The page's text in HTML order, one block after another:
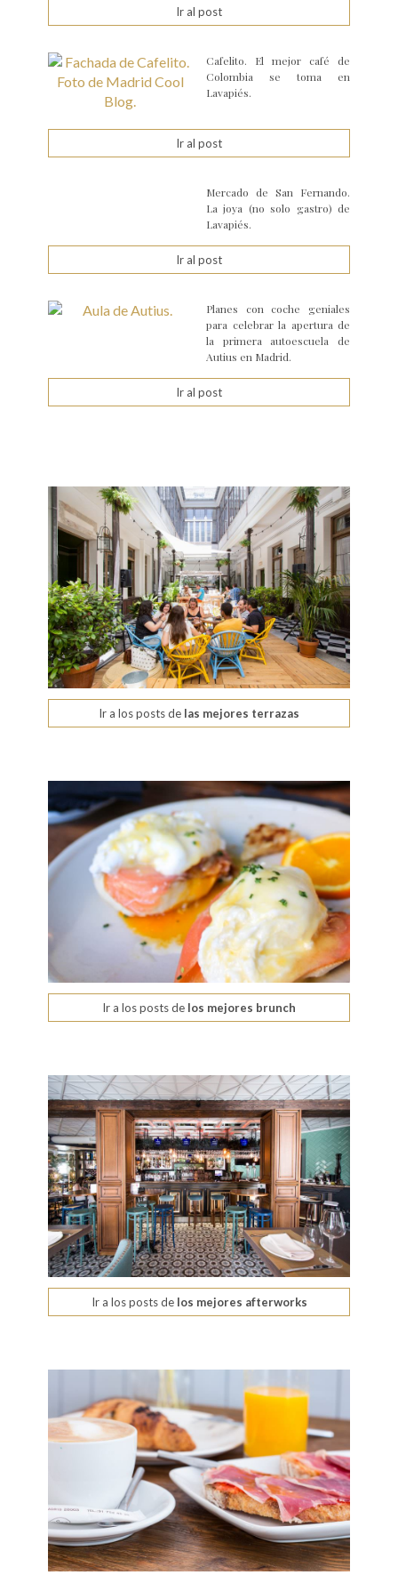
Ir al post
Cafelito. El mejor café de
Colombia se toma en
Lavapiés.
Ir al post
Mercado de San Fernando.
La joya (no solo gastro) de
Lavapiés.
Ir al post
Planes con coche geniales
para celebrar la apertura de
la primera autoescuela de
Autius en Madrid.
Ir al post
Ir a los posts de las mejores terrazas
Ir a los posts de los mejores brunch
Ir a los posts delos mejores afterworks